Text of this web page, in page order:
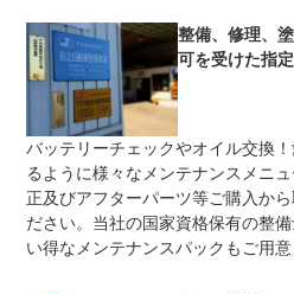
修理回数 無制限
上限金額 車両本体価格
免責金 無し
保証修理
受付先
当社にて保証修理をさせ
しております。万が一の
さい。
整備付 法定12ヶ月または
整備、修理、
可を受けた指
バッテリーチェックやオイル交換
るように様々なメンテナンスメニ
正及びアフターパーツ等ご購入か
ださい。当社の国家資格保有の整
い得なメンテナンスパックもご用意